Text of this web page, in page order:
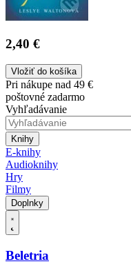
2,40 €
Vložiť do košíka
Pri nákupe nad 49 €
poštovné zadarmo
Vyhľadávanie
Knihy
E-knihy
Audioknihy
Hry
Filmy
Doplnky
Beletria